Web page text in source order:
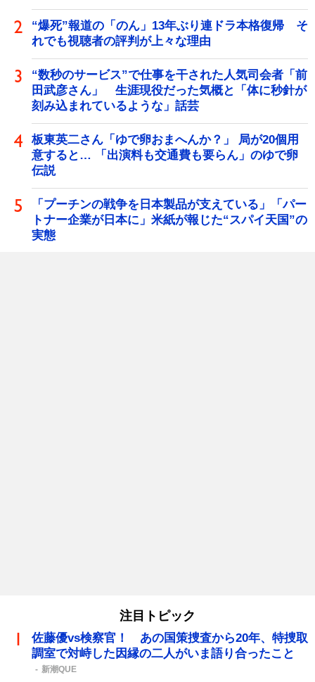
“爆死”報道の「のん」13年ぶり連ドラ本格復帰 そ
れでも視聴者の評判が上々な理由
“数秒のサービス”で仕事を干された人気司会者「前
田武彦さん」 生涯現役だった気概と「体に秒針が
刻み込まれているような」話芸
板東英二さん「ゆで卵おまへんか？」 局が20個用
意すると… 「出演料も交通費も要らん」のゆで卵
伝説
「プーチンの戦争を日本製品が支えている」「パー
トナー企業が日本に」米紙が報じた“スパイ天国”の
実態
注目トピック
佐藤優vs検察官！ あの国策捜査から20年、特捜取
調室で対峙した因縁の二人がいま語り合ったこと
新潮QUE